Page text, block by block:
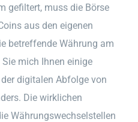
gefiltert, muss die Börse
aus den eigenen
betreffende Währung am
mich Ihnen einige
digitalen Abfolge von
Die wirklichen
Währungswechselstellen